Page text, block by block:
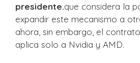
presidente.que considera la
expandir este mecanismo a
ahora, sin embargo, el
aplica solo a Nvidia y AMD.